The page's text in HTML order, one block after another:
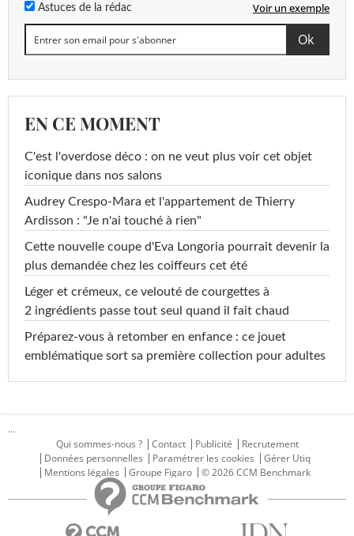
Astuces de la rédac Voir un exemple
EN CE MOMENT
C'est l'overdose déco : on ne veut plus voir cet objet
iconique dans nos salons
Audrey Crespo-Mara et l'appartement de Thierry
Ardisson : "Je n'ai touché à rien"
Cette nouvelle coupe d'Eva Longoria pourrait devenir la
plus demandée chez les coiffeurs cet été
Léger et crémeux, ce velouté de courgettes à
2 ingrédients passe tout seul quand il fait chaud
Préparez-vous à retomber en enfance : ce jouet
emblématique sort sa première collection pour adultes
...
Qui sommes-nous ?
Contact Publicité
Recrutement
Données personnelles
Paramétrer les cookies
Gérer Utiq
Mentions légales
Groupe Figaro © 2026 CCM Benchmark